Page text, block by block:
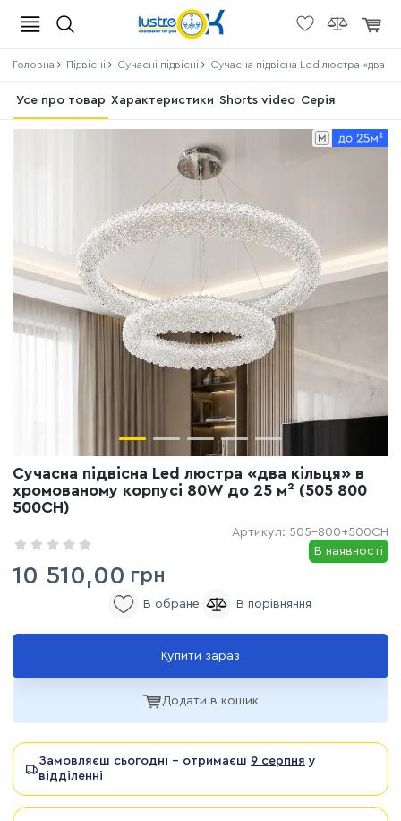
Головна Підвісні Сучасні підвісні Сучасна підвісна Led люстра «два
Усе про товар Характеристики Shorts video Серія
Сучасна підвісна Led люстра «два кільця» в
хромованому корпусі 80W до 25 м² (505 800
500CH)
Артикул: 505-800+500CH
В наявності
10 510,00 грн
Додати в кошик
Замовляєш сьогодні - отримаєш 9 серпня у
відділенні
Купити зараз